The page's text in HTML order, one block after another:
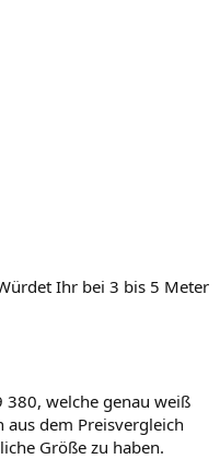
Ihr bei 3 bis 5 Meter
380, welche genau weiß
dem Preisvergleich
Größe zu haben.